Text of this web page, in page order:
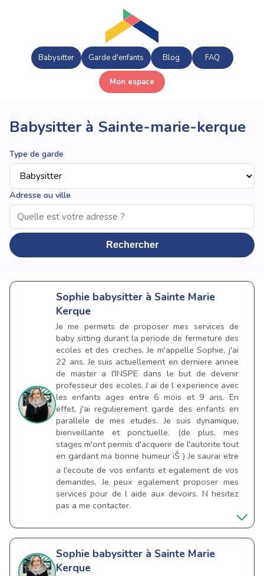
Babysitter Garde d'enfants Blog FAQ
Mon espace
Babysitter à Sainte-marie-kerque
Type de garde
Adresse ou ville
Rechercher
Sophie babysitter à Sainte Marie
Kerque
Je me permets de proposer mes services de
baby sitting durant la periode de fermeture des
ecoles et des creches. Je m'appelle Sophie, j'ai
22 ans. Je suis actuellement en derniere annee
de master a l'INSPE dans le but de devenir
professeur des ecoles. J ai de l experience avec
les enfants ages entre 6 mois et 9 ans. En
effet, j'ai regulierement garde des enfants en
parallele de mes etudes. Je suis dynamique,
bienveillante et ponctuelle. (de plus, mes
stages m'ont permis d'acquerir de l'autorite tout
en gardant ma bonne humeur ïŠ ) Je saurai etre
a l'ecoute de vos enfants et egalement de vos
demandes. Je peux egalement proposer mes
services pour de l aide aux devoirs. N hesitez
pas a me contacter.
Sophie babysitter à Sainte Marie
Kerque